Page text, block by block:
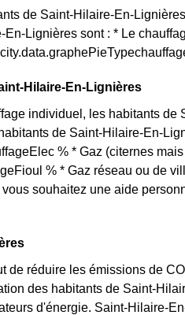
de Saint-Hilaire-En-
Lignières sont : * Le
Hilaire-En-Lignières
individuel, les habitants
de Saint-Hilaire-En-
% * Gaz (citernes
% * Gaz réseau ou de
souhaitez une aide
de réduire les émissions de
des habitants de Saint-
d'énergie. Saint-Hilaire-